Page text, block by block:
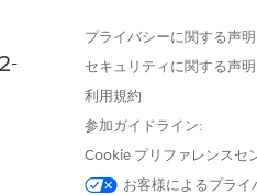
ログイン、証明書ベースの認証、
インオン (SSO) を使用して、ユー
、ユーザーが証拠を提供したとき
Salesforce の特定のアクセス権限
法とタイミングを定義します。
プライバシーに関する声明
セキュリティに関する声明
利用規約
参加ガイドライン:
Cookie プリファレンスセ
お客様によるプラ